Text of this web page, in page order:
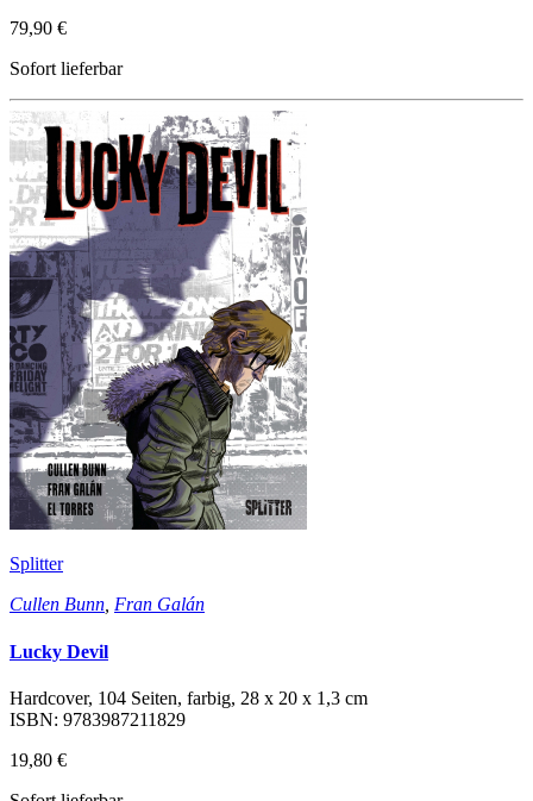
79,90 €
Sofort lieferbar
Splitter
Cullen Bunn, Fran Galán
Lucky Devil
Hardcover, 104 Seiten, farbig, 28 x 20 x 1,3 cm
ISBN: 9783987211829
19,80 €